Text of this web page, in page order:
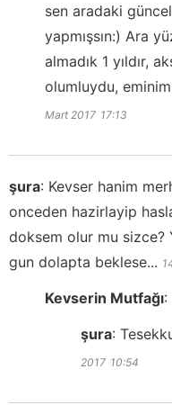
sen aradaki
yapmışsın:) Ara
almadık 1 yıldır,
olumluydu, eminim
Mart 2017 17:13
şura: Kevser hanim
onceden hazirlayip
doksem olur mu sizce?
gun dolapta beklese...
Kevserin Mutfağı:
şura:
2017 10:54